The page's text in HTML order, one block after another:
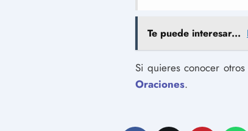
Te puede interesar...
Si quieres conocer
Oraciones.